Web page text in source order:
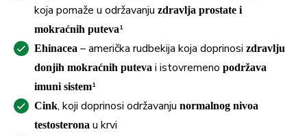
koja pomaže u održavanju zdravlja prostate i
mokraćnih puteva¹
Ehinacea – američka rudbekija koja doprinosi zdravlju
donjih mokraćnih puteva i istovremeno podržava
imuni sistem¹
Cink, koji doprinosi održavanju normalnog nivoa
testosterona u krvi